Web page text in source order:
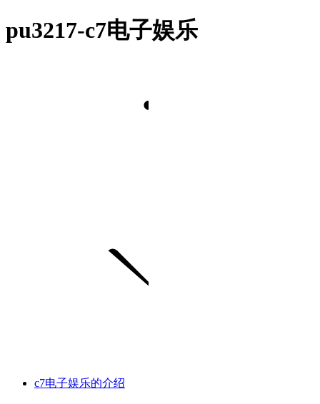
pu3217-c7电子娱乐
c7电子娱乐的介绍